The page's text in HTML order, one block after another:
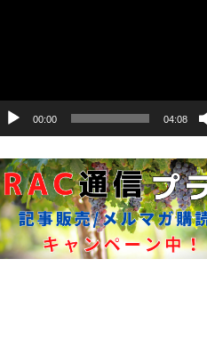
00:00 04:08